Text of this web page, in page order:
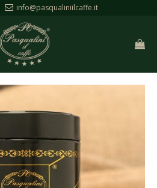
info@pasqualiniilcaffe.it